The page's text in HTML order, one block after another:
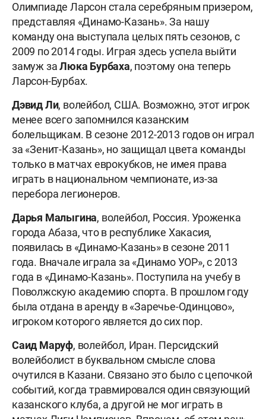
Олимпиаде Ларсон стала серебряным призером,
представляя «Динамо-Казань». За нашу
команду она выступала целых пять сезонов, с
2009 по 2014 годы. Играя здесь успела выйти
замуж заЛюка Бурбаха, поэтому она теперь
Ларсон-Бурбах.
Дэвид Ли, волейбол, США. Возможно, этот игрок
менее всего запомнился казанским
болельщикам. В сезоне 2012-2013 годов он играл
за «Зенит-Казань», но защищал цвета команды
только в матчах еврокубков, не имея права
играть в национальном чемпионате, из-за
перебора легионеров.
Дарья Малыгина, волейбол, Россия. Уроженка
города Абаза, что в республике Хакасия,
появилась в «Динамо-Казань» в сезоне 2011
года. Вначале играла за «Динамо УОР», с 2013
года в «Динамо-Казань». Поступила на учебу в
Поволжскую академию спорта. В прошлом году
была отдана в аренду в «Заречье-Одинцово»,
игроком которого является до сих пор.
Саид Маруф, волейбол, Иран. Персидский
волейболист в буквальном смысле слова
очутился в Казани. Связано это было с цепочкой
событий, когда травмировался один связующий
казанского клуба, а другой не мог играть в